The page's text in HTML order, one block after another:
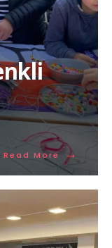
Read More →